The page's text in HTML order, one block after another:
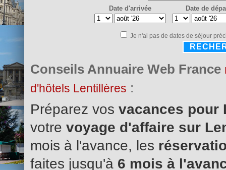
Date d'arrivée Date de
Je n'ai pas de dates de séjour
Conseils Annuaire Web France
d'hôtels Lentillères :
Préparez vos vacances
votre voyage d'affaire sur
mois à l'avance, les
faites jusqu'à 6 mois à